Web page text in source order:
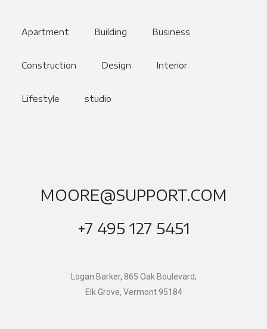
Apartment Building Business
Construction Design Interior
Lifestyle studio
MOORE@SUPPORT.COM
+7 495 127 5451
Logan Barker, 865 Oak Boulevard,
Elk Grove, Vermont 95184